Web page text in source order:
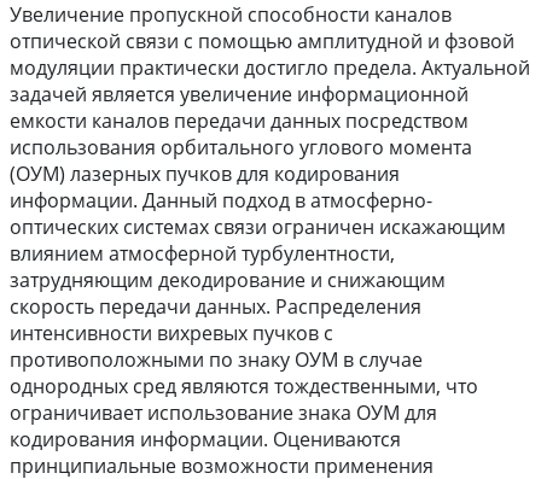
Увеличение пропускной способности каналов
отпической связи с помощью амплитудной и фзовой
модуляции практически достигло предела. Актуальной
задачей является увеличение информационной
емкости каналов передачи данных посредством
использования орбитального углового момента
(ОУМ) лазерных пучков для кодирования
информации. Данный подход в атмосферно-
оптических системах связи ограничен искажающим
влиянием атмосферной турбулентности,
затрудняющим декодирование и снижающим
скорость передачи данных. Распределения
интенсивности вихревых пучков с
противоположными по знаку ОУМ в случае
однородных сред являются тождественными, что
ограничивает использование знака ОУМ для
кодирования информации. Оцениваются
принципиальные возможности применения